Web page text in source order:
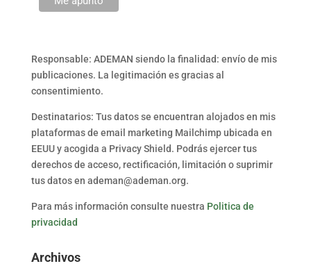
Responsable: ADEMAN siendo la finalidad: envío de mis
publicaciones. La legitimación es gracias al
consentimiento.
Destinatarios: Tus datos se encuentran alojados en mis
plataformas de email marketing Mailchimp ubicada en
EEUU y acogida a Privacy Shield. Podrás ejercer tus
derechos de acceso, rectificación, limitación o suprimir
tus datos en ademan@ademan.org.
Para más información consulte nuestra Politica de
privacidad
Archivos